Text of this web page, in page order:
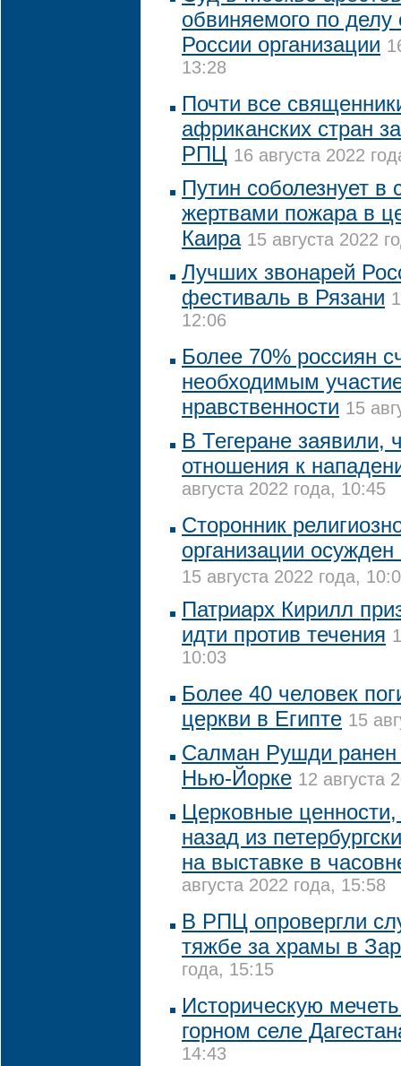
обвиняемого по
России организации
13:28
Почти все
африканских стран
РПЦ 16 августа 2022
Путин соболезнует в
жертвами пожара в
Каира 15 августа 2022
Лучших звонарей
фестиваль в Рязани
12:06
Более 70% россиян
необходимым
нравственности 15
В Тегеране заявили,
отношения к
августа 2022 года, 10:45
Сторонник
организации
15 августа 2022 года,
Патриарх Кирилл
идти против течения
10:03
Более 40 человек
церкви в Египте 15
Салман Рушди ранен
Нью-Йорке 12 августа
Церковные
назад из
на выставке в
августа 2022 года, 15:58
В РПЦ опровергли
тяжбе за храмы в
года, 15:15
Историческую
горном селе
14:43